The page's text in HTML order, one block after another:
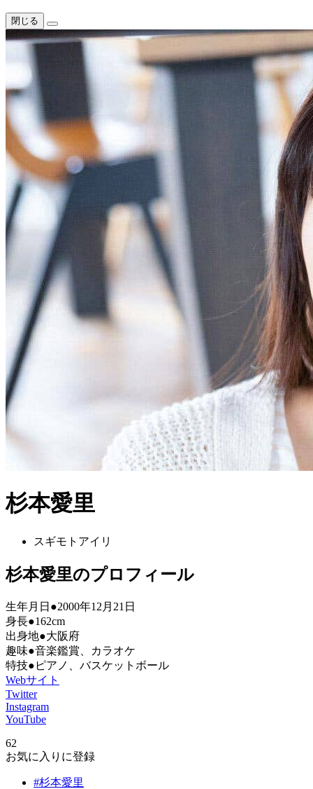
閉じる
杉本愛里
スギモトアイリ
杉本愛里のプロフィール
生年月日●2000年12月21日
身長●162cm
出身地●大阪府
趣味●音楽鑑賞、カラオケ
特技●ピアノ、バスケットボール
Webサイト
Twitter
Instagram
YouTube
62
お気に入りに登録
#杉本愛里